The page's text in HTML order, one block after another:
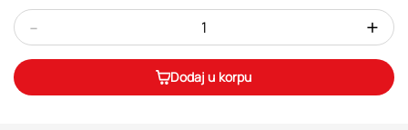
- +
Dodaj u korpu